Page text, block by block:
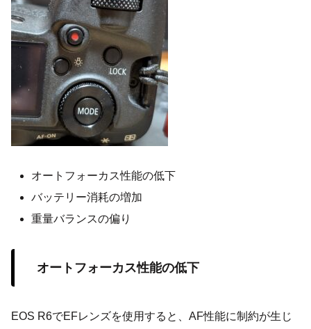
オートフォーカス性能の低下
バッテリー消耗の増加
重量バランスの偏り
オートフォーカス性能の低下
EOS R6でEFレンズを使用すると、AF性能に制約が生じ